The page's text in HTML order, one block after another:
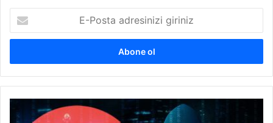
Posta
adresinizi
Android